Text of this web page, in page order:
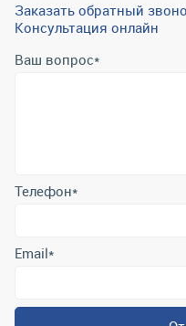
Заказать обратный
Консультация онлайн
Ваш вопрос*
Отправляя форму вы